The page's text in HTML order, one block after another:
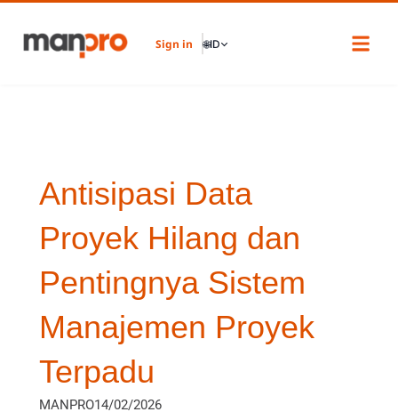
content
Sign in 🌐ID
Antisipasi Data
Proyek Hilang dan
Pentingnya Sistem
Manajemen Proyek
Terpadu
MANPRO14/02/2026